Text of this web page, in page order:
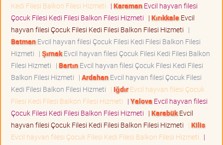
Kedi Filesi Balkon Filesi Hizmeti | KaramanEvcil hayvan filesi
Çocuk Filesi Kedi Filesi Balkon Filesi Hizmeti | KırıkkaleEvcil
hayvan filesi Çocuk Filesi Kedi Filesi Balkon Filesi Hizmeti |
BatmanEvcil hayvan filesi Çocuk Filesi Kedi Filesi Balkon Filesi
Hizmeti | ŞırnakEvcil hayvan filesi Çocuk Filesi Kedi Filesi Balkon
Filesi Hizmeti | BartınEvcil hayvan filesi Çocuk Filesi Kedi Filesi
Balkon Filesi Hizmeti | ArdahanEvcil hayvan filesi Çocuk Filesi
Kedi Filesi Balkon Filesi Hizmeti | IğdırEvcil hayvan filesi Çocuk
Filesi Kedi Filesi Balkon Filesi Hizmeti | Yalova Evcil hayvan filesi
Çocuk Filesi Kedi Filesi Balkon Filesi Hizmeti | KarabükEvcil
hayvan filesi Çocuk Filesi Kedi Filesi Balkon Filesi Hizmeti | Kilis
Evcil hayvan filesi Çocuk Filesi Kedi Filesi Balkon Filesi Hizmeti |